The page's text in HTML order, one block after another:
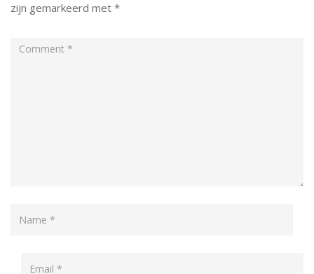
zijn gemarkeerd met *